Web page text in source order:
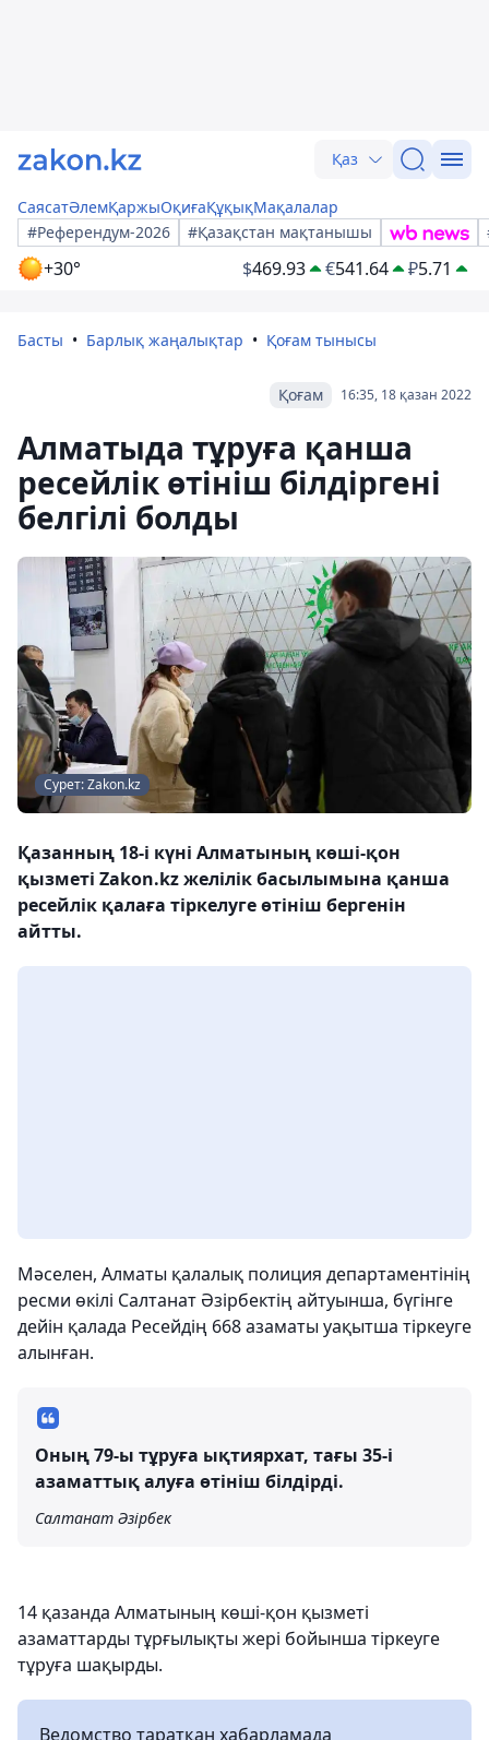
Қаз
СаясатӘлемҚаржыОқиғаҚұқықМақалалар
#Референдум-2026
#Қазақстан мақтанышы
+30° $469.93 €541.64 ₽5.71
Басты Барлық жаңалықтар Қоғам тынысы
16:35, 18 қазан 2022
Қоғам
Алматыда тұруға қанша
ресейлік өтініш білдіргені
белгілі болды
Сурет: Zakon.kz
Қазанның 18-і күні Алматының көші-қон
қызметі Zakon.kz желілік басылымына қанша
ресейлік қалаға тіркелуге өтініш бергенін
айтты.
Мәселен, Алматы қалалық полиция департаментінің
ресми өкілі Салтанат Әзірбектің айтуынша, бүгінге
дейін қалада Ресейдің 668 азаматы уақытша тіркеуге
алынған.
Оның 79-ы тұруға ықтиярхат, тағы 35-і
азаматтық алуға өтініш білдірді.
Салтанат Әзірбек
14 қазанда Алматының көші-қон қызметі
азаматтарды тұрғылықты жері бойынша тіркеуге
тұруға шақырды.
Ведомство таратқан хабарламада